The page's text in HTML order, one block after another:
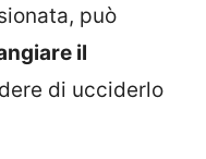
può
il
di ucciderlo